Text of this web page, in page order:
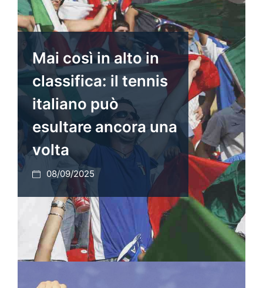
Mai così in alto in
classifica: il tennis
italiano può
esultare ancora una
volta
08/09/2025